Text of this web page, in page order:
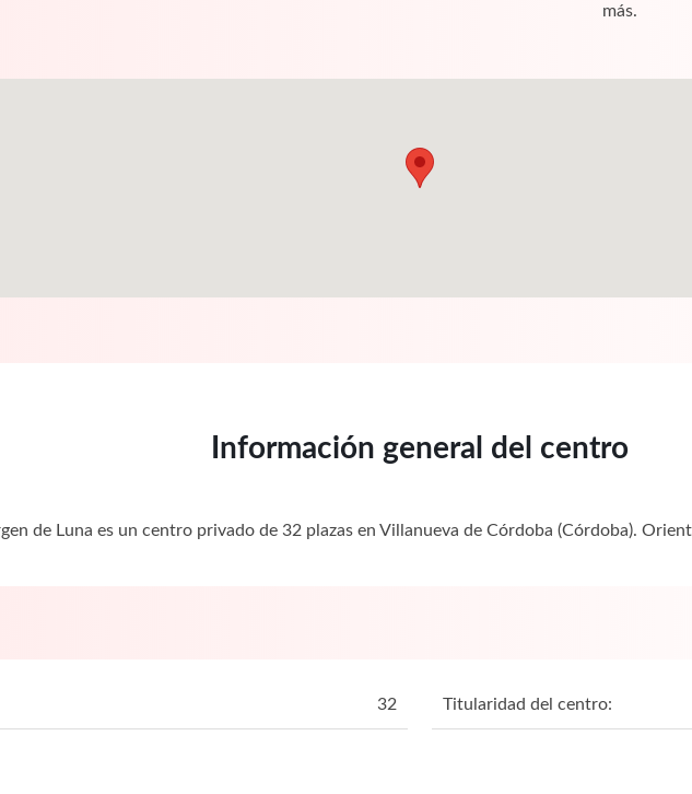
más.
Información general del centro
de Luna es un centro privado de 32 plazas en Villanueva de Córdoba (Córdoba).
32 Titularidad del centro: